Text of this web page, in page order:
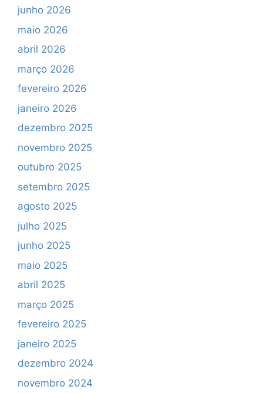
junho 2026
maio 2026
abril 2026
março 2026
fevereiro 2026
janeiro 2026
dezembro 2025
novembro 2025
outubro 2025
setembro 2025
agosto 2025
julho 2025
junho 2025
maio 2025
abril 2025
março 2025
fevereiro 2025
janeiro 2025
dezembro 2024
novembro 2024